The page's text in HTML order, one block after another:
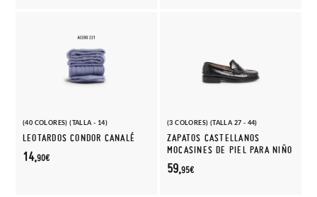
(40 COLORES) (TALLA - 14)
LEOTARDOS CONDOR CANALÉ
14,90€
(3 COLORES) (TALLA 27 - 44)
ZAPATOS CASTELLANOS
MOCASINES DE PIEL PARA NIÑO
59,95€